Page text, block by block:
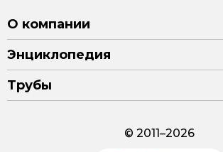
О компании
Энциклопедия
Трубы
© 2011–2026